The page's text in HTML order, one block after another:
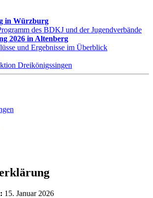
in Würzburg
des BDKJ und der Jugendverbände
2026 in Altenberg
und Ergebnisse im Überblick
Dreikönigssingen
15. Januar 2026